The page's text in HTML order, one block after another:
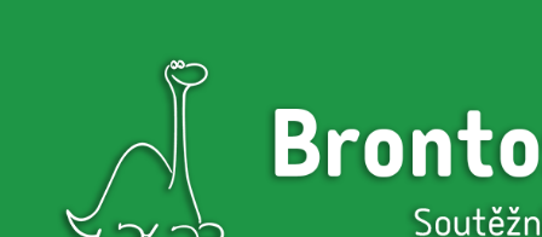
Brontosaurus
Brontosaurus